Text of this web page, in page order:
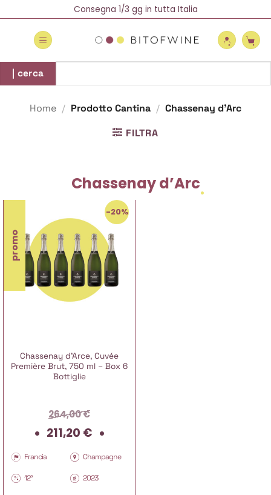
ai
contenuti
Spedizione Gratuita oltre 69 €
Consegna 1/3 gg in tutta Italia
Newsletter = 5% di Sconto!
| cerca
Home / Prodotto Cantina / Chassenay d’Arc
FILTRA
Chassenay d’Arc
-20%
promo
Chassenay d’Arce, Cuvée
Première Brut, 750 ml – Box 6
Bottiglie
264,00€
prezzo
originale
era:
264,00 €.
211,20 €
attuale
Francia Champagne
12° 2023